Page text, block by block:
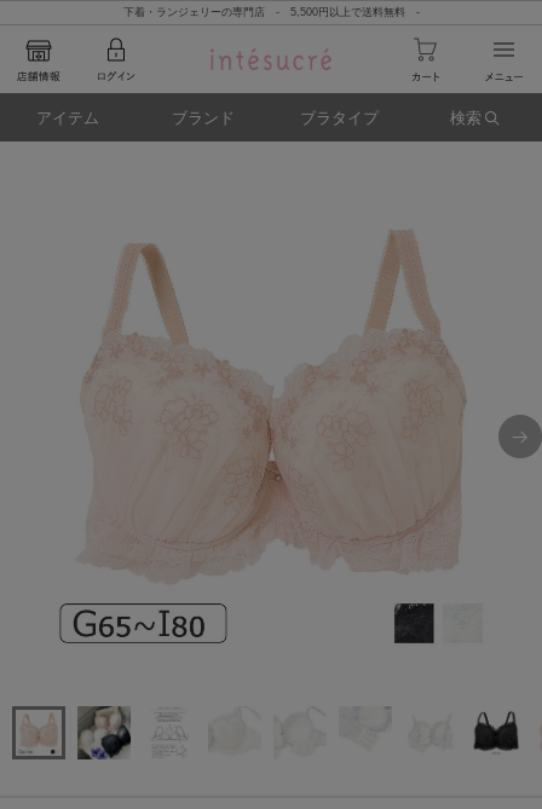
下着・ランジェリーの専門店 - 5,500円以上で送料無料 -
アイテム ブランド ブラタイプ 検索